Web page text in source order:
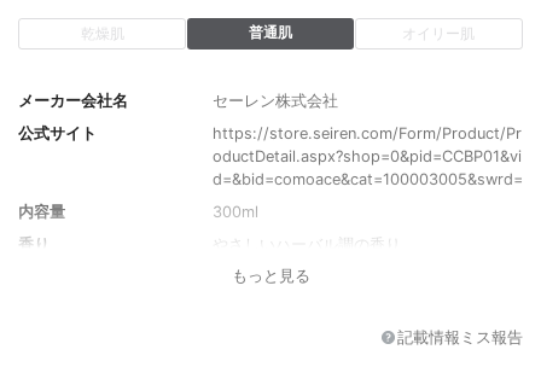
乾燥肌 普通肌 オイリー肌
メーカー会社名
セーレン株式会社
公式サイト
https://store.seiren.com/Form/Product/Pr
oductDetail.aspx?shop=0&pid=CCBP01&vi
d=&bid=comoace&cat=100003005&swrd=
内容量
300ml
香り
やさしいハーバル調の香り
水、ミリスチン酸、水酸化Ｋ、ラウリン
ＰＰＧ-２コカミド、ＢＧ、グリセリン、セ
もっと見る
記載情報ミス報告